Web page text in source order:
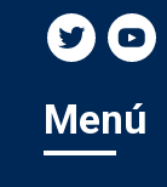
Menú